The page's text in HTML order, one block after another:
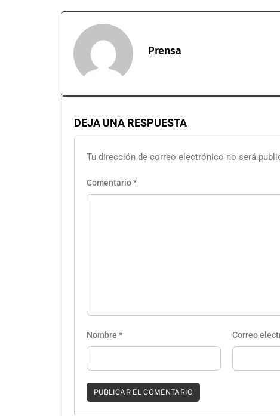
Prensa
DEJA UNA RESPUESTA
Tu dirección de correo electrónico no será
Comentario*
Nombre * Correo